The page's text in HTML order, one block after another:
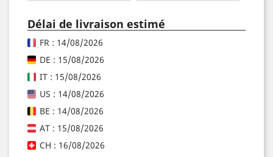
Délai de livraison estimé
FR : 14/08/2026
DE : 15/08/2026
IT : 15/08/2026
US : 14/08/2026
BE : 14/08/2026
AT : 15/08/2026
CH : 16/08/2026